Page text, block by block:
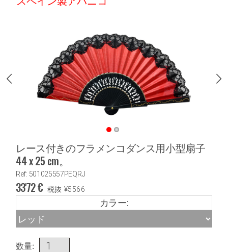
レース付きのフラメンコダンス用小型扇子
44 x 25 cm。
Ref: 501025557PEQRJ
33'72€ 税抜 ¥5566
カラー:
数量: